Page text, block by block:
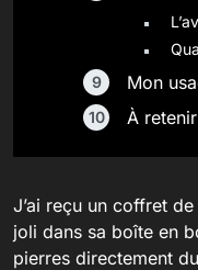
Mon
À
J’ai reçu un coffret de
joli dans sa boîte en
pierres directement